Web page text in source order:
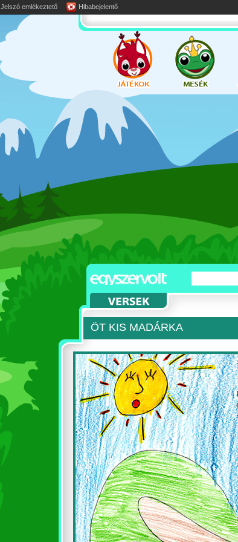
Jelszó emlékeztető Hibabejelentő
ÖT KIS MADÁRKA